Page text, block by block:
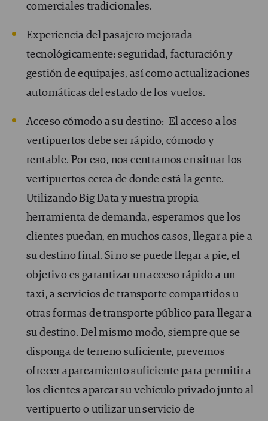
comerciales tradicionales.
Experiencia del pasajero mejorada
tecnológicamente: seguridad, facturación y
gestión de equipajes, así como actualizaciones
automáticas del estado de los vuelos.
Acceso cómodo a su destino: El acceso a los
vertipuertos debe ser rápido, cómodo y
rentable. Por eso, nos centramos en situar los
vertipuertos cerca de donde está la gente.
Utilizando Big Data y nuestra propia
herramienta de demanda, esperamos que los
clientes puedan, en muchos casos, llegar a pie a
su destino final. Si no se puede llegar a pie, el
objetivo es garantizar un acceso rápido a un
taxi, a servicios de transporte compartidos u
otras formas de transporte público para llegar a
su destino. Del mismo modo, siempre que se
disponga de terreno suficiente, prevemos
ofrecer aparcamiento suficiente para permitir a
los clientes aparcar su vehículo privado junto al
vertipuerto o utilizar un servicio de